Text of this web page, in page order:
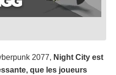
2077, Night City est
que les joueurs